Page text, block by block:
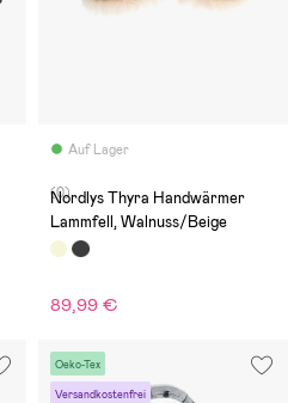
Auf Lager
(0)
Nordlys Thyra Handwärmer
Lammfell, Walnuss/Beige
89,99 €
Oeko-Tex
Versandkostenfrei